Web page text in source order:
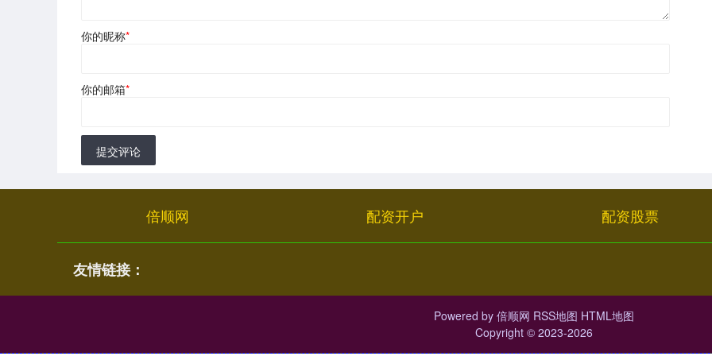
你的昵称*
你的邮箱*
提交评论
倍顺网 配资开户 配资股票
友情链接：
Powered by 倍顺网 RSS地图 HTML地图
Copyright © 2023-2026